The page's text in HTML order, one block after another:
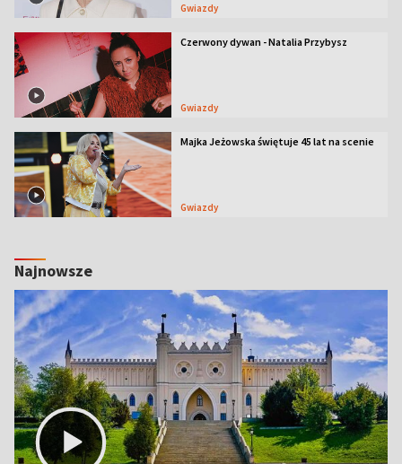
Gwiazdy
Czerwony dywan - Natalia Przybysz
Gwiazdy
Majka Jeżowska świętuje 45 lat na scenie
Gwiazdy
Najnowsze